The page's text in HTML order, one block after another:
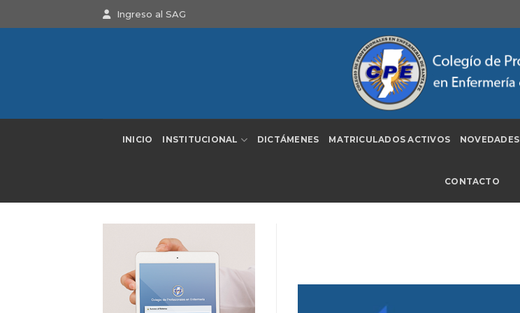
Ingreso al SAG
INICIO INSTITUCIONAL DICTÁMENES MATRICULADOS ACTIVOS NOVEDADES
CONTACTO